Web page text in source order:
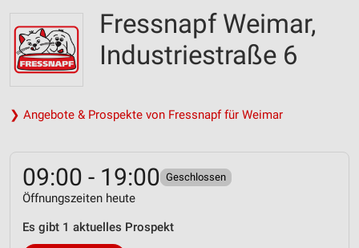
Fressnapf Weimar,
Industriestraße 6
❯ Angebote & Prospekte von Fressnapf für Weimar
09:00 - 19:00 Geschlossen
Öffnungszeiten heute
Es gibt 1 aktuelles Prospekt